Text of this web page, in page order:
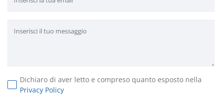
Dichiaro di aver letto e compreso quanto esposto nella
Privacy Policy